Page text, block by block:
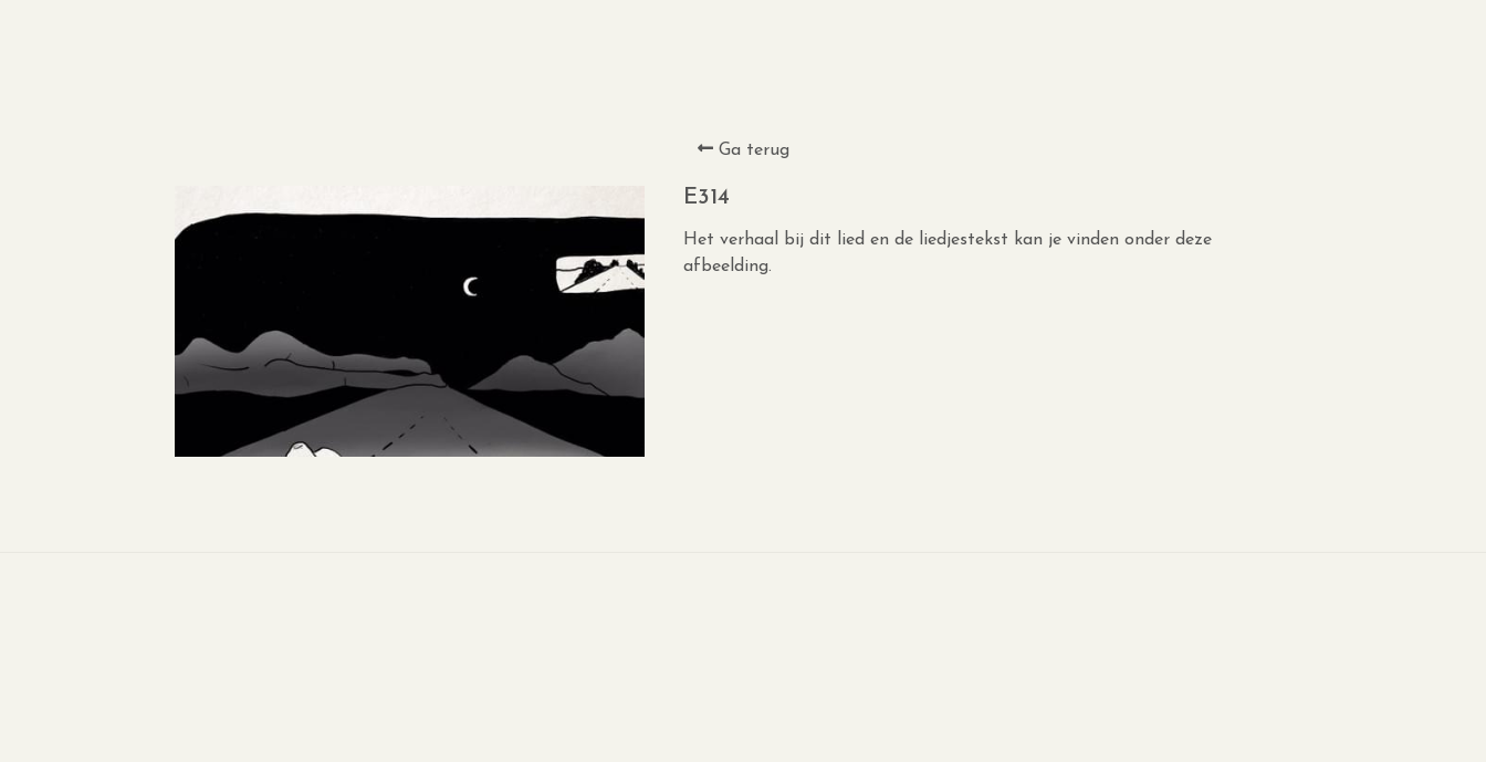
Ga terug
E314
Het verhaal bij dit lied en de liedjestekst kan je vinden onder deze
afbeelding.